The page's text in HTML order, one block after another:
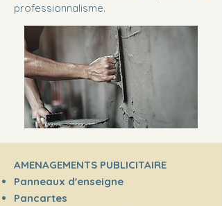
professionnalisme.
AMENAGEMENTS PUBLICITAIRE
Panneaux d'enseigne
Pancartes